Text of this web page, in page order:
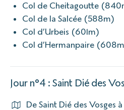
Col de Cheitagoutte
Col de la Salcée (588m)
Col d’Urbeis (601m)
Col d’Hermanpaire (608m
Jour n°4 : Saint Dié des
De Saint Dié des Vosges